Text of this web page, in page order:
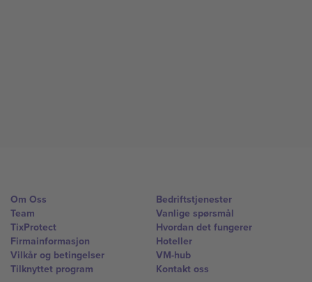
Om Oss
Team
TixProtect
Firmainformasjon
Vilkår og betingelser
Tilknyttet program
Bedriftstjenester
Vanlige spørsmål
Hvordan det fungerer
Hoteller
VM-hub
Kontakt oss